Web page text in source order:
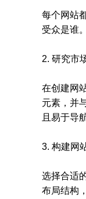
每个网站
受众是谁
2. 研究市
在创建网
元素，并
且易于导
3. 构建网
选择合适
布局结构